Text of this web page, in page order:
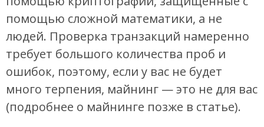
помощью сложной математики, а не
людей. Проверка транзакций намеренно
требует большого количества проб и
ошибок, поэтому, если у вас не будет
много терпения, майнинг — это не для вас
(подробнее о майнинге позже в статье).